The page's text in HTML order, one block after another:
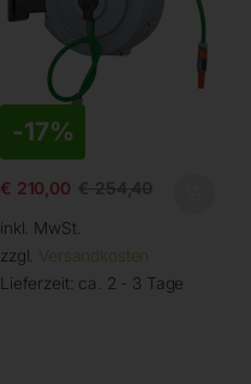
-17%
€ 210,00 €254,40
inkl. MwSt.
zzgl. Versandkosten
Lieferzeit: ca. 2 - 3 Tage